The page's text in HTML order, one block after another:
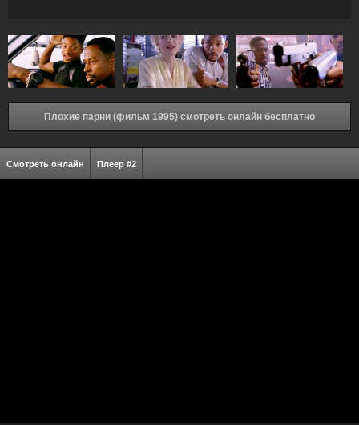
Плохие парни (фильм 1995) смотреть онлайн бесплатно
Смотреть онлайн Плеер #2